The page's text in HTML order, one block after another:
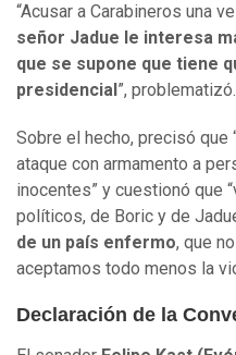
“Acusar a Carabineros una
señor Jadue le interesa
que se supone que tiene
presidencial ”, problematizó.
Sobre el hecho, precisó que
ataque con armamento a
inocentes” y cuestionó que
políticos, de Boric y de
de un país enfermo, que
aceptamos todo menos la
Declaración de la